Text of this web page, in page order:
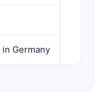
in Germany